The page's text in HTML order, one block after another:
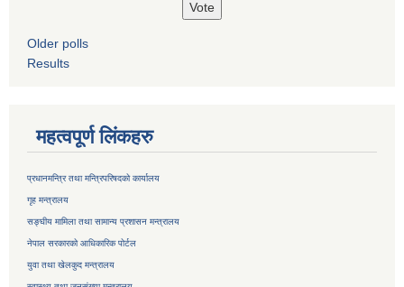
Older polls
Results
महत्वपूर्ण लिंकहरु
प्रधानमन्त्रि तथा मन्त्रिपरिषदको कार्यालय
गृह मन्त्रालय
सङ्घीय मामिला तथा सामान्य प्रशासन मन्त्रालय
नेपाल सरकारको आधिकारिक पोर्टल
युवा तथा खेलकुद मन्त्रालय